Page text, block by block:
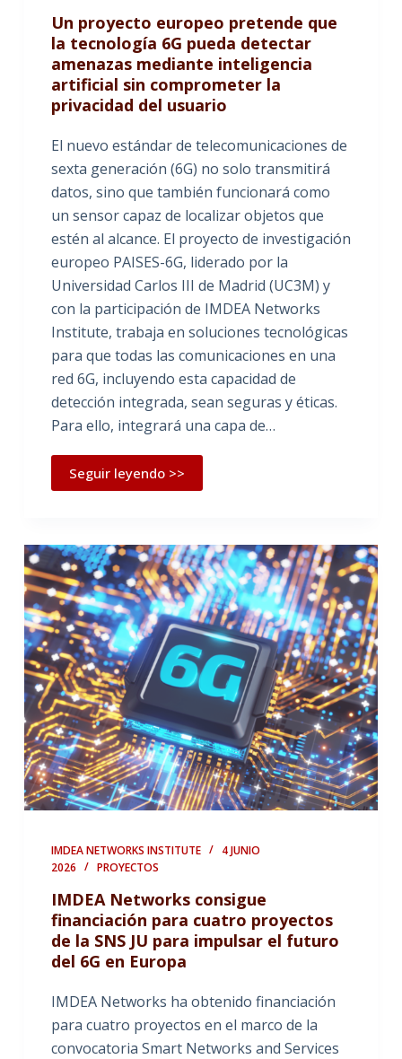
Un proyecto europeo pretende que
la tecnología 6G pueda detectar
amenazas mediante inteligencia
artificial sin comprometer la
privacidad del usuario
El nuevo estándar de telecomunicaciones de
sexta generación (6G) no solo transmitirá
datos, sino que también funcionará como
un sensor capaz de localizar objetos que
estén al alcance. El proyecto de investigación
europeo PAISES-6G, liderado por la
Universidad Carlos III de Madrid (UC3M) y
con la participación de IMDEA Networks
Institute, trabaja en soluciones tecnológicas
para que todas las comunicaciones en una
red 6G, incluyendo esta capacidad de
detección integrada, sean seguras y éticas.
Para ello, integrará una capa de…
Seguir leyendo >>
IMDEA NETWORKS INSTITUTE
4 JUNIO
2026
PROYECTOS
IMDEA Networks consigue
financiación para cuatro proyectos
de la SNS JU para impulsar el futuro
del 6G en Europa
IMDEA Networks ha obtenido financiación
para cuatro proyectos en el marco de la
convocatoria Smart Networks and Services